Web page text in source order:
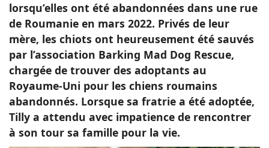
lorsqu’elles ont été abandonnées dans une rue
de Roumanie en mars 2022. Privés de leur
mère, les chiots ont heureusement été sauvés
par l’association Barking Mad Dog Rescue,
chargée de trouver des adoptants au
Royaume-Uni pour les chiens roumains
abandonnés. Lorsque sa fratrie a été adoptée,
Tilly a attendu avec impatience de rencontrer
à son tour sa famille pour la vie.